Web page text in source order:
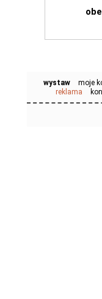
wystaw moje
reklama